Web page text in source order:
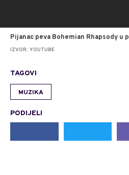
Pijanac peva Bohemian Rhapsody u
IZVOR: YOUTUBE
TAGOVI
MUZIKA
PODIJELI